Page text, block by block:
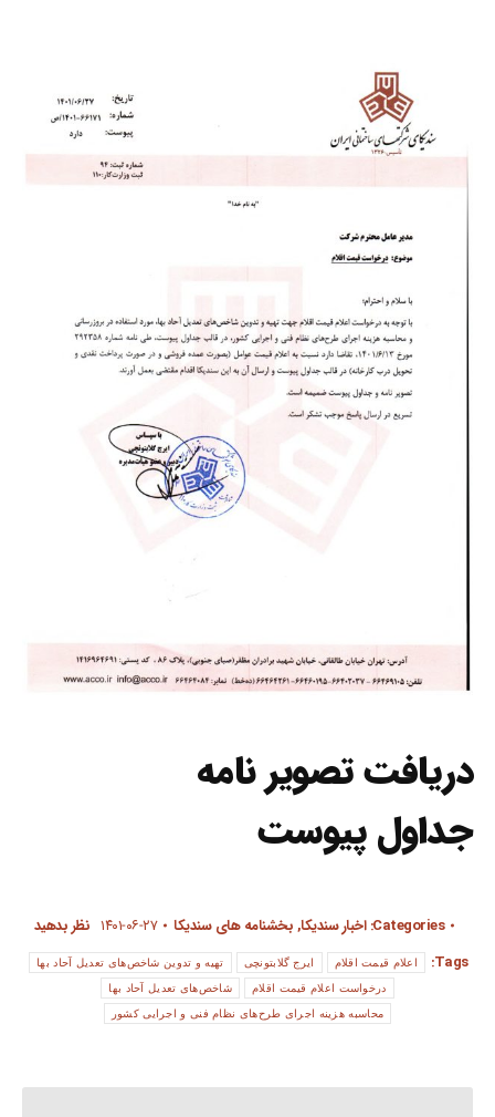
دریافت تصویر نامه
جداول پیوست
Categories: اخبار سندیکا,بخشنامه های سندیکا ۱۴۰۱-۰۶-۲۷ نظر بدهید
Tags:
اعلام قیمت اقلام ایرج گلابتونچی تهیه و تدوین شاخص‌های تعدیل آحاد بها
درخواست اعلام قیمت اقلام شاخص‌های تعدیل آحاد بها
محاسبه هزینه اجرای طرح‌های نظام فنی و اجرایی کشور